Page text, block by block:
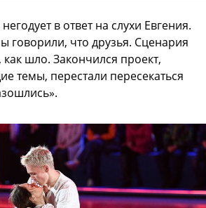
в ответ на слухи Евгения.
что друзья. Сценария
шло. Закончился проект,
темы, перестали пересекаться